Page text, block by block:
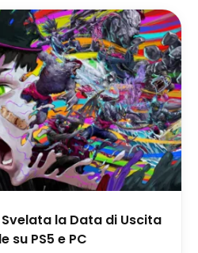
la Data di Uscita
su PS5 e PC